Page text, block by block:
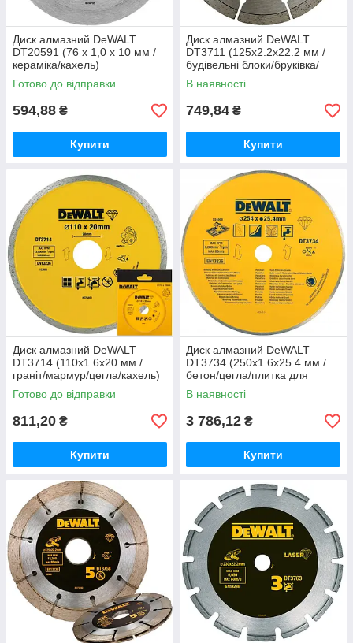
Диск алмазний DeWALT
DT20591 (76 х 1,0 х 10 мм /
кераміка/кахель)
Готово до відправки
594,88 ₴
Купити
Диск алмазний DeWALT
DT3711 (125х2.2х22.2 мм /
будівельні блоки/бруківка/
бетон)
В наявності
749,84 ₴
Купити
Диск алмазний DeWALT
DT3714 (110х1.6х20 мм /
граніт/мармур/цегла/кахель)
Готово до відправки
811,20 ₴
Купити
Диск алмазний DeWALT
DT3734 (250х1.6х25.4 мм /
бетон/цегла/плитка для
підлоги/кахель)
В наявності
3 786,12 ₴
Купити